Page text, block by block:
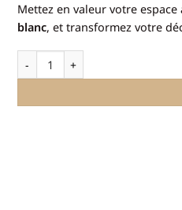
client
quantité de Orchidée
Mettez en valeur votre
blanc, et transformez votre